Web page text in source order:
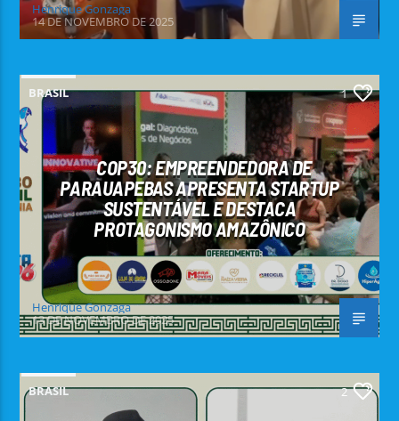
Henrique Gonzaga
14 DE NOVEMBRO DE 2025
BRASIL 1
COP30: EMPREENDEDORA DE
PARAUAPEBAS APRESENTA STARTUP
SUSTENTÁVEL E DESTACA
PROTAGONISMO AMAZÔNICO
Henrique Gonzaga
13 DE NOVEMBRO DE 2025
BRASIL 2